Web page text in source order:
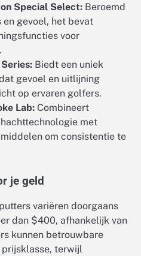
Special Select: Beroemd
en gevoel, het bevat
voor
Biedt een uniek
gevoel en uitlijning
op ervaren golfers.
Lab: Combineert
met
om consistentie te
je geld
variëren doorgaans
dan $400, afhankelijk van
kunnen betrouwbare
terwijl